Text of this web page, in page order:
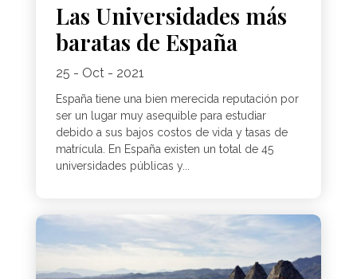
Las Universidades más
baratas de España
25 - Oct - 2021
España tiene una bien merecida reputación por
ser un lugar muy asequible para estudiar
debido a sus bajos costos de vida y tasas de
matrícula. En España existen un total de 45
universidades públicas y...